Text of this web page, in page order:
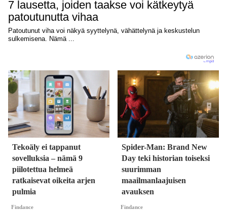
Tekoäly ei tappanut
sovelluksia – nämä 9
piilotettua helmeä
ratkaisevat oikeita arjen
pulmia
Findance
Spider-Man: Brand New
Day teki historian toiseksi
suurimman
maailmanlaajuisen
avauksen
Findance